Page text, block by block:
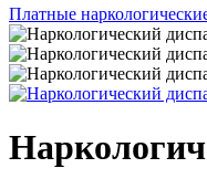
Платные